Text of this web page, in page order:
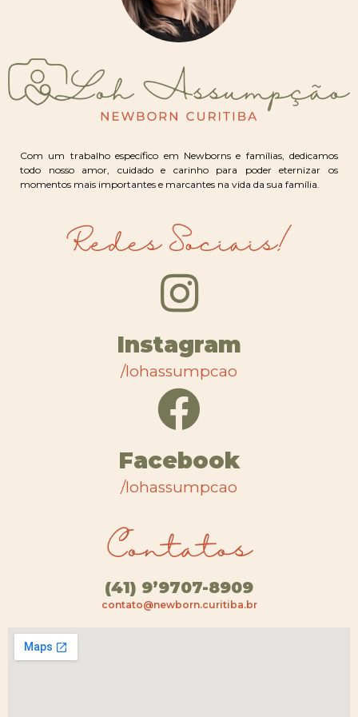
Com um trabalho específico em Newborns e famílias, dedicamos
todo nosso amor, cuidado e carinho para poder eternizar os
momentos mais importantes e marcantes na vida da sua família.
Redes Sociais!
Instagram
/lohassumpcao
Facebook
/lohassumpcao
Contatos
(41) 9’9707-8909
contato@newborn.curitiba.br